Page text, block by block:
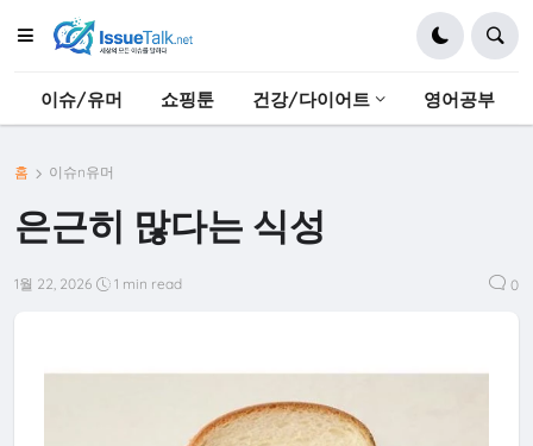
이슈/유머 쇼핑툰 건강/다이어트 영어공부
홈 이슈n유머
은근히 많다는 식성
1월 22, 2026 1 min read 0